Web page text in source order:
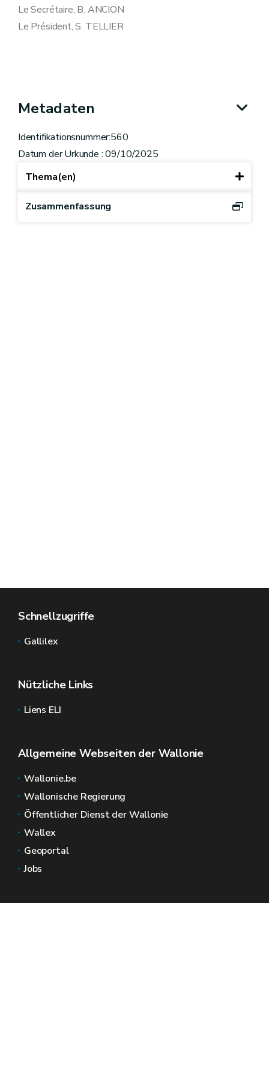
Le Secrétaire, B. ANCION
Le Président, S. TELLIER
Metadaten
Identifikationsnummer:560
Datum der Urkunde : 09/10/2025
Thema(en)
Zusammenfassung
Schnellzugriffe
Gallilex
Nützliche Links
Liens ELI
Allgemeine Webseiten der Wallonie
Wallonie.be
Wallonische Regierung
Öffentlicher Dienst der Wallonie
Wallex
Geoportal
Jobs